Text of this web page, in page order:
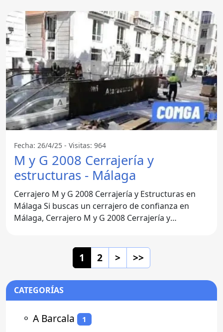
Fecha: 26/4/25 - Visitas: 964
M y G 2008 Cerrajería y
estructuras - Málaga
Cerrajero M y G 2008 Cerrajería y Estructuras en
Málaga Si buscas un cerrajero de confianza en
Málaga, Cerrajero M y G 2008 Cerrajería y
1 2 > >>
CATEGORÍAS
⚬ A Barcala 1